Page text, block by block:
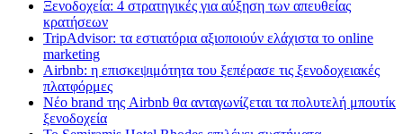
Ξενοδοχεία: 4 στρατηγικές για αύξηση των απευθείας
κρατήσεων
TripAdvisor: τα εστιατόρια αξιοποιούν ελάχιστα το online
marketing
Airbnb: η επισκεψιμότητα του ξεπέρασε τις ξενοδοχειακές
πλατφόρμες
Nέο brand της Airbnb θα ανταγωνίζεται τα πολυτελή μπουτίκ
ξενοδοχεία